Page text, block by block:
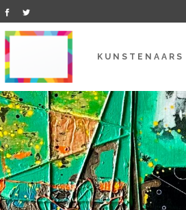
KUNSTENAARS